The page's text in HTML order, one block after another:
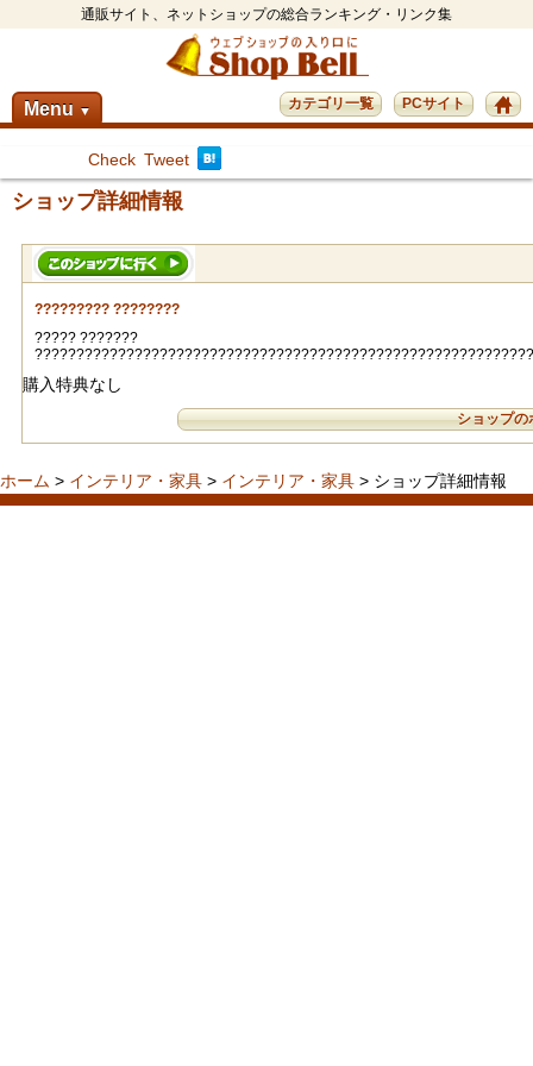
通販サイト、ネットショップの総合ランキング・リンク集
Menu ▼ PCサイト
カテゴリ一覧
Check Tweet
ショップ詳細情報
????????? ????????
????? ???????
購入特典なし
ショップの
ホーム > インテリア・家具 > インテリア・家具 > ショップ詳細情報